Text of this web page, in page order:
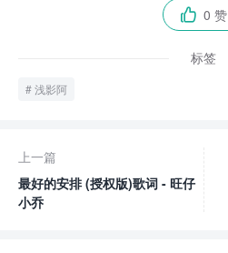
 0 赞
标签
浅影阿
上一篇
最好的安排 (授权版)歌词 - 旺仔
小乔